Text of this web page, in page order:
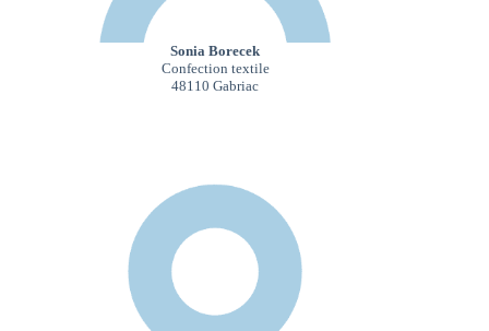
Sonia Borecek
Confection textile
48110 Gabriac